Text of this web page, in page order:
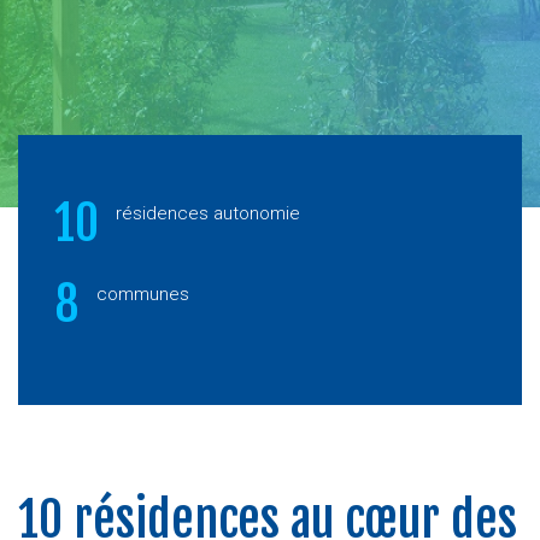
10 résidences autonomie
8 communes
10 résidences au cœur des